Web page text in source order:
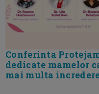
Conferinta
dedicate mamelor
mai multa